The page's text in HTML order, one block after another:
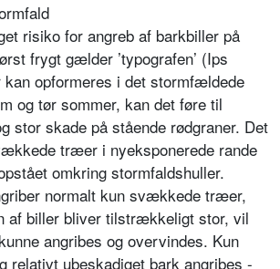
risiko for angreb af barkbiller på
frygt gælder ’typografen’ (Ips
kan opformeres i det stormfældede
og tør sommer, kan det føre til
stor skade på stående rødgraner. Det
træer i nyeksponerede rande
omkring stormfaldshuller.
normalt kun svækkede træer,
af biller bliver tilstrækkeligt stor, vil
angribes og overvindes. Kun
relativt ubeskadiget bark angribes -